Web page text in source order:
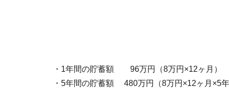
・1年間の貯蓄額 96万円（8万円×12ヶ月）
・5年間の貯蓄額 480万円（8万円×12ヶ月×5年